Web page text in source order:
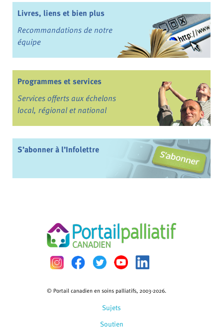
Livres, liens et bien plus
Recommandations de notre
équipe
Programmes et services
Services offerts aux échelons
local, régional et national
S’abonner à l’Infolettre
Sujets
Soutien
© Portail canadien en soins palliatifs, 2003-2026.